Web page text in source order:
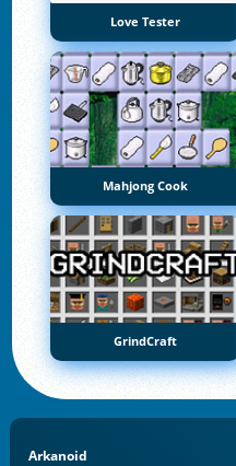
Love Tester
Mahjong Cook
GrindCraft
Arkanoid